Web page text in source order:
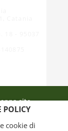
sito
POLICY
cookie di